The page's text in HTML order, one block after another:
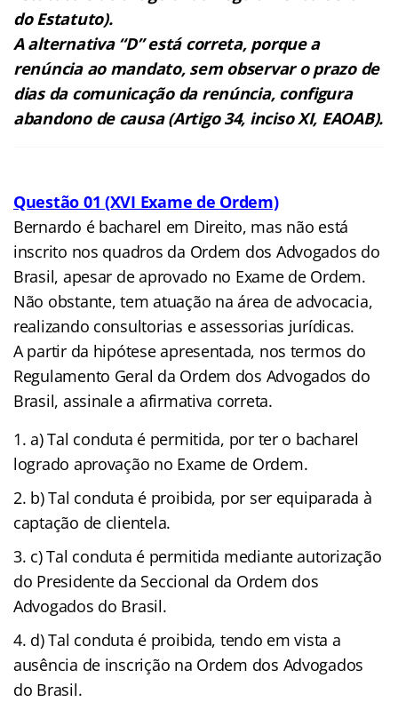
do Estatuto).
A alternativa “D” está correta, porque a
renúncia ao mandato, sem observar o prazo de
dias da comunicação da renúncia, configura
abandono de causa (Artigo 34, inciso XI, EAOAB).
Questão 01 (XVI Exame de Ordem)
Bernardo é bacharel em Direito, mas não está
inscrito nos quadros da Ordem dos Advogados do
Brasil, apesar de aprovado no Exame de Ordem.
Não obstante, tem atuação na área de advocacia,
realizando consultorias e assessorias jurídicas.
A partir da hipótese apresentada, nos termos do
Regulamento Geral da Ordem dos Advogados do
Brasil, assinale a afirmativa correta.
a) Tal conduta é permitida, por ter o bacharel
logrado aprovação no Exame de Ordem.
b) Tal conduta é proibida, por ser equiparada à
captação de clientela.
c) Tal conduta é permitida mediante autorização
do Presidente da Seccional da Ordem dos
Advogados do Brasil.
d) Tal conduta é proibida, tendo em vista a
ausência de inscrição na Ordem dos Advogados
do Brasil.